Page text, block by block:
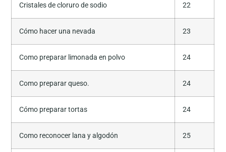
Cristales de cloruro de sodio 22
Cómo hacer una nevada 23
Como preparar limonada en polvo 24
Como preparar queso. 24
Cómo preparar tortas 24
Como reconocer lana y algodón 25